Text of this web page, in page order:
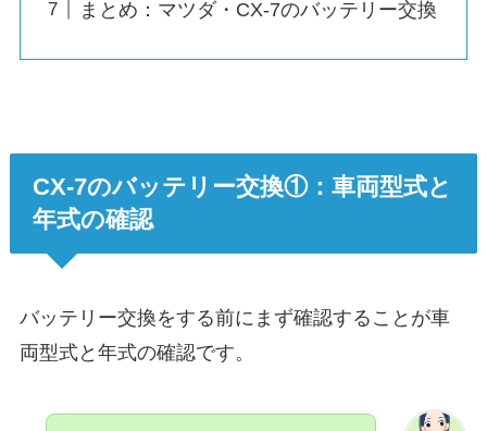
まとめ：マツダ・CX-7のバッテリー交換
CX-7のバッテリー交換①：車両型式と
年式の確認
バッテリー交換をする前にまず確認することが車
両型式と年式の確認です。